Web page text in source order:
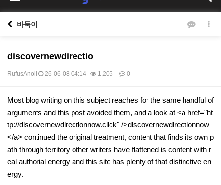
바둑이
discovernewdirectio
RufusAnoli 26-06-08 04:14 1,205 0
본문
Most blog writing on this subject reaches for the same handful of
arguments and this post avoided them, and a look at <a href="ht
tp://discovernewdirectionnow.click" />discovernewdirectionnow
</a> continued the original treatment, content that finds its own p
ath through territory other writers have flattened is content with r
eal authorial energy and this site has plenty of that distinctive en
ergy.